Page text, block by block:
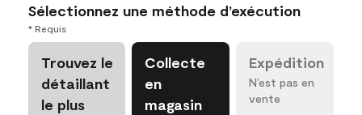
Sélectionnez une méthode d’exécution
* Requis
Trouvez le
détaillant
le plus
Collecte
en
magasin
Expédition
N’est pas en
vente